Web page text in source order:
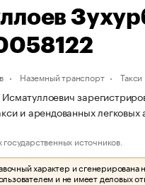
Наземный транспорт Такси
и арендованных
источников.
характер и сгенерирована
и не имеет деловых